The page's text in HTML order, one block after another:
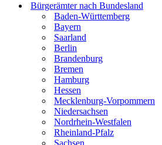
Bürgerämter nach Bundesland
Baden-Württemberg
Bayern
Saarland
Berlin
Brandenburg
Bremen
Hamburg
Hessen
Mecklenburg-Vorpommern
Niedersachsen
Nordrhein-Westfalen
Rheinland-Pfalz
Sachsen